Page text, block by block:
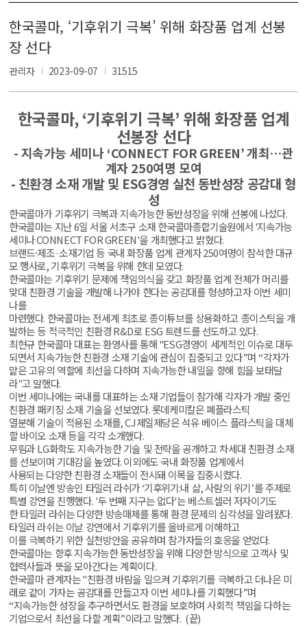
한국콜마, ‘기후위기 극복’ 위해 화장품 업계 선봉
장 선다
관리자 2023-09-07 31515
한국콜마, ‘기후위기 극복’ 위해 화장품 업계
선봉장 선다
-지속가능 세미나 ‘CONNECT FOR GREEN’개최…관
계자250여명 모여
- 친환경 소재 개발 및 ESG경영 실천 동반성장 공감대 형
성
한국콜마가 기후위기 극복과 지속가능한 동반성장을 위해 선봉에 나섰다.
한국콜마는 지난6일 서울 서초구 소재 한국콜마종합기술원에서'지속가능
세미나CONNECT FOR GREEN'을 개최했다고 밝혔다.
브랜드·제조·소재기업 등 국내 화장품 업계 관계자250여명이 참석한 대규
모 행사로,기후위기 극복을 위해 한데 모였다.
한국콜마는 기후위기 문제에 책임의식을 갖고 화장품 업계 전체가 머리를
맞대 친환경 기술을 개발해 나가야 한다는 공감대를 형성하고자 이번 세미
나를
마련했다. 한국콜마는 전세계 최초로 종이튜브를 상용화하고 종이스틱을 개
발하는 등 적극적인 친환경R&D로ESG 트렌드를 선도하고 있다.
최현규 한국콜마 대표는 환영사를 통해"ESG경영이 세계적인 이슈로 대두
되면서 지속가능한 친환경 소재 기술에 관심이 집중되고 있다”며“각자가
맡은 고유의 역할에 최선을 다하며 지속가능한 내일을 향해 힘을 보태달
라"고 말했다.
이번 세미나에는 국내를 대표하는 소재 기업들이 참가해 각자가 개발 중인
친환경 패키징 소재 기술을 선보였다.롯데케미칼은 폐플라스틱
열분해 기술이 적용된 소재를, CJ제일제당은 석유 베이스 플라스틱을 대체
할 바이오 소재 등을 각각 소개했다.
무림과LG화학도 지속가능한 기술 및 전략을 공개하고 차세대 친환경 소재
를 선보이며 기대감을 높였다.이외에도 국내 화장품 업계에서
사용되는 다양한 친환경 소재들이 전시돼 이목을 집중시켰다.
특히 이날엔 방송인 타일러 라쉬가‘기후위기:내 삶,사람의 위기’를 주제로
특별 강연을 진행했다. '두 번째 지구는 없다'는 베스트셀러 저자이기도
한 타일러 라쉬는 다양한 방송매체를 통해 환경 문제의 심각성을 알려왔다.
타일러 라쉬는 이날 강연에서 기후위기를 올바르게 이해하고
이를 극복하기 위한 실천방안을 공유하며 참가자들의 호응을 얻었다.
한국콜마는 향후 지속가능한 동반성장을 위해 다양한 방식으로 고객사 및
협력사들과 뜻을 모아간다는 계획이다.
한국콜마 관계자는"친환경 바람을 일으켜 기후위기를 극복하고 더나은 미
래로 같이 가자는 공감대를 만들고자 이번 세미나를 기획했다”며
“지속가능한 성장을 추구하면서도 환경을 보호하며 사회적 책임을 다하는
기업으로서 최선을 다할 계획”이라고 말했다. (끝)